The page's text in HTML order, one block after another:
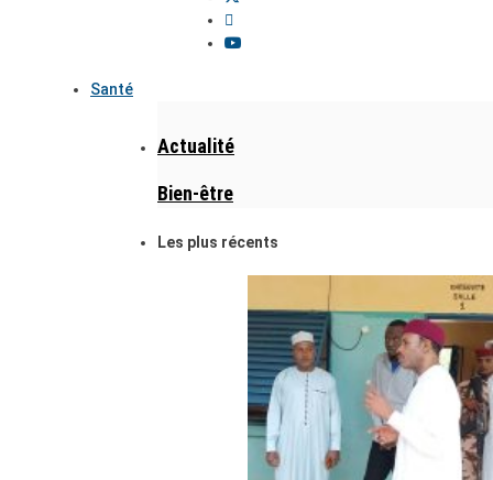
Santé
Actualité
Bien-être
Les plus récents